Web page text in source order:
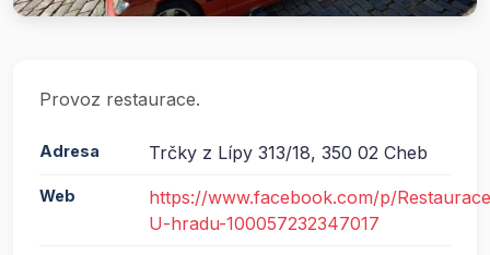
Provoz restaurace.
Adresa Trčky z Lípy 313/18, 350 02 Cheb
Web
https://www.facebook.com/p/
U-hradu-100057232347017